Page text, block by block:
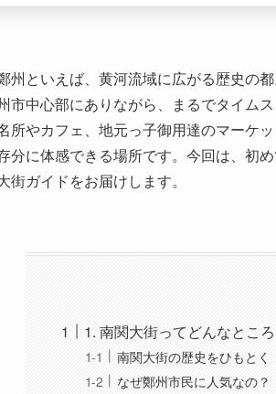
州といえば、黄河流域に広がる歴史の
市中心部にありながら、まるでタイム
所やカフェ、地元っ子御用達のマーケ
分に体感できる場所です。今回は、初
街ガイドをお届けします。
1. 南関大街ってどんなところ
南関大街の歴史をひもとく
なぜ鄭州市民に人気なの？